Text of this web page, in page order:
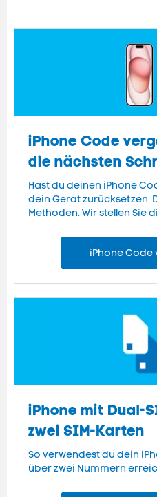
iPhone Code
die nächsten
Hast du deinen iPhone
dein Gerät zurücksetzen.
Methoden. Wir stellen Sie
iPhone Code
iPhone mit Dual-
zwei SIM-Karten
So verwendest du dein
über zwei Nummern